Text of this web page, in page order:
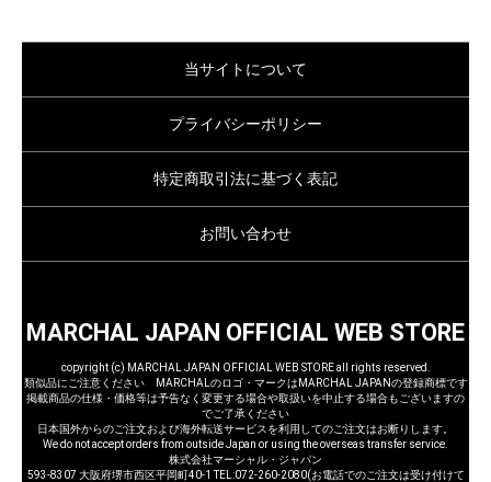
当サイトについて
プライバシーポリシー
特定商取引法に基づく表記
お問い合わせ
MARCHAL JAPAN OFFICIAL WEB STORE
copyright (c) MARCHAL JAPAN OFFICIAL WEB STORE all rights reserved.
類似品にご注意ください MARCHALのロゴ・マークはMARCHAL JAPANの登録商標です
掲載商品の仕様・価格等は予告なく変更する場合や取扱いを中止する場合もございますの
でご了承ください
日本国外からのご注文および海外転送サービスを利用してのご注文はお断りします。
We do not accept orders from outside Japan or using the overseas transfer service.
株式会社マーシャル・ジャパン
593-8307 大阪府堺市西区平岡町40-1 TEL:072-260-2080(お電話でのご注文は受け付けて